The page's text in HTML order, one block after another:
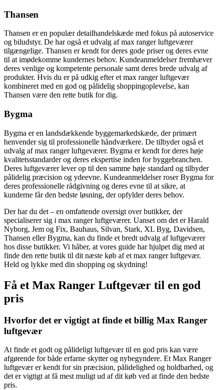
Thansen
Thansen er en populær detailhandelskæde med fokus på autoservice
og biludstyr. De har også et udvalg af max ranger luftgeværer
tilgængelige. Thansen er kendt for deres gode priser og deres evne
til at imødekomme kundernes behov. Kundeanmeldelser fremhæver
deres venlige og kompetente personale samt deres brede udvalg af
produkter. Hvis du er på udkig efter et max ranger luftgevær
kombineret med en god og pålidelig shoppingoplevelse, kan
Thansen være den rette butik for dig.
Bygma
Bygma er en landsdækkende byggemarkedskæde, der primært
henvender sig til professionelle håndværkere. De tilbyder også et
udvalg af max ranger luftgeværer. Bygma er kendt for deres høje
kvalitetsstandarder og deres ekspertise inden for byggebranchen.
Deres luftgeværer lever op til den samme høje standard og tilbyder
pålidelig præcision og ydeevne. Kundeanmeldelser roser Bygma for
deres professionelle rådgivning og deres evne til at sikre, at
kunderne får den bedste løsning, der opfylder deres behov.
Der har du det – en omfattende oversigt over butikker, der
specialiserer sig i max ranger luftgeværer. Uanset om det er Harald
Nyborg, Jem og Fix, Bauhaus, Silvan, Stark, XL Byg, Davidsen,
Thansen eller Bygma, kan du finde et bredt udvalg af luftgeværer
hos disse butikker. Vi håber, at vores guide har hjulpet dig med at
finde den rette butik til dit næste køb af et max ranger luftgevær.
Held og lykke med din shopping og skydning!
Få et Max Ranger Luftgevær til en god
pris
Hvorfor det er vigtigt at finde et billig Max Ranger
luftgevær
At finde et godt og pålideligt luftgevær til en god pris kan være
afgørende for både erfarne skytter og nybegyndere. Et Max Ranger
luftgevær er kendt for sin præcision, pålidelighed og holdbarhed, og
det er vigtigt at få mest muligt ud af dit køb ved at finde den bedste
pris.